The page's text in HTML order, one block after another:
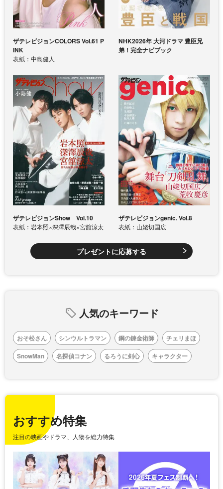
ザテレビジョンCOLORS Vol.61 P
INK
表紙：中島健人
NHK2026年 大河ドラマ 豊臣兄
弟！完全ナビブック
ザテレビジョンShow Vol.10
表紙：岩本照×深澤辰哉×宮舘涼太
ザテレビジョンgenic. Vol.8
表紙：山姥切国広
プレゼントに応募する
人気のキーワード
おそ松さん シンウルトラマン 鋼の錬金術師
チェリまほ
SnowMan
名探偵コナン るろうに剣心 キャラクター
おすすめ特集
注目の映画やドラマ、人物を総力特集